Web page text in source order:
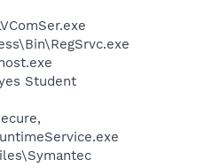
Student